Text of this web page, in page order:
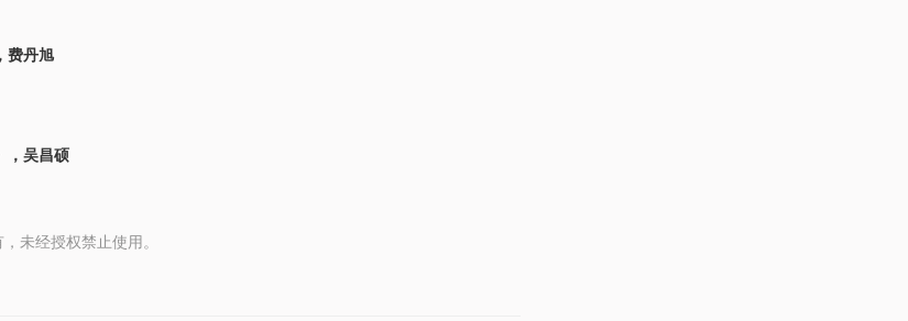
费丹旭
，吴昌硕
未经授权禁止使用。